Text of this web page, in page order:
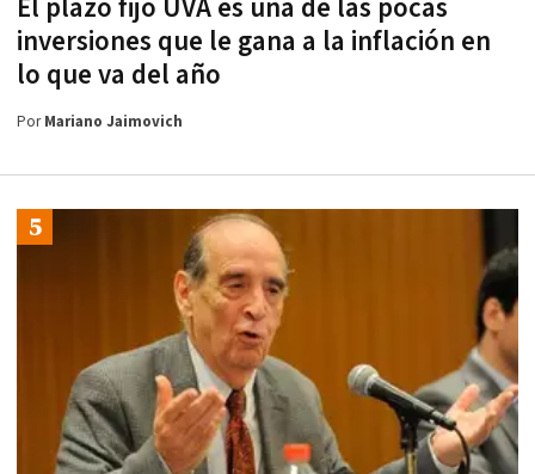
El plazo fijo UVA es una de las pocas
inversiones que le gana a la inflación en
lo que va del año
PorMariano Jaimovich